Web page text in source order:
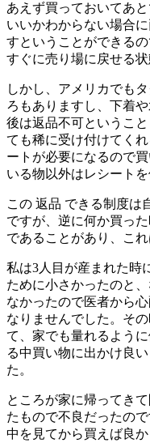
あえず買っておいてあ
いいかわからない場合
すということができる
すぐに売り場に戻せる
しかし、アメリカでも
ろもありますし、下着
後は返品不可というこ
ても稀に受け付けてく
ートが必要になるので
いる物以外はレシート
この 返品 できる制度は
ですが、逆に何か買っ
であることがあり、これ
私は3人目が産まれた時
ために小さかったのと
なかったので医者から
なりませんでした。そ
て、家でも量れるよう
る中買い物に出かけ良
た。
ところが家に帰ってき
たもので不良だったの
中を見てから買えば良